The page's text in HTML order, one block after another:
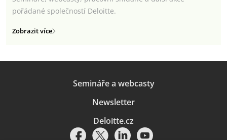
pořádané společností Deloitte.
Zobrazit více
Semináře a webcasty
Newsletter
Deloitte.cz